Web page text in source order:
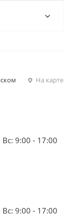
На карте
9:00 - 17:00
9:00 - 17:00